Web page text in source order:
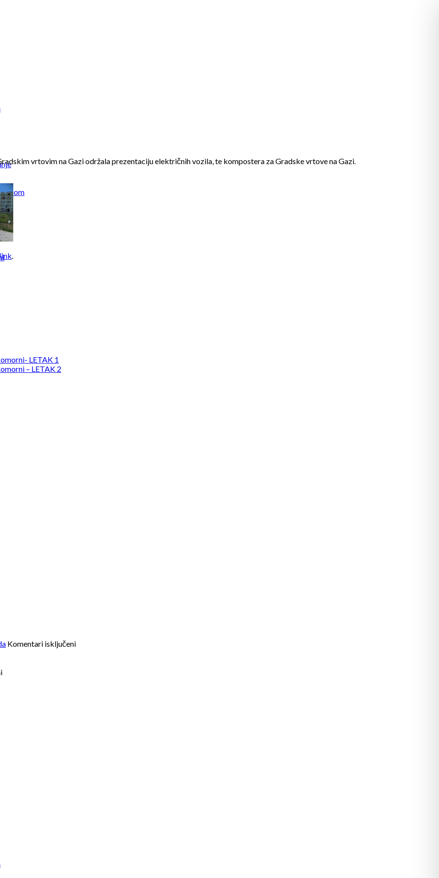
LETAK 1
– LETAK 2
vrtovim na Gazi održala prezentaciju električnih vozila, te kompostera za Gradske vrtove na Gazi.
.
Komentari isključeniza
za